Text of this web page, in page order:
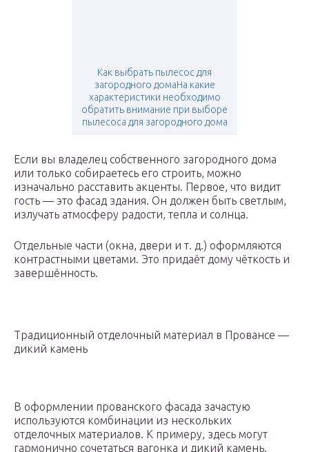
Как выбрать пылесос для
загородного домаНа какие
характеристики необходимо
обратить внимание при выборе
пылесоса для загородного дома
Если вы владелец собственного загородного дома
или только собираетесь его строить, можно
изначально расставить акценты. Первое, что видит
гость — это фасад здания. Он должен быть светлым,
излучать атмосферу радости, тепла и солнца.
Отдельные части (окна, двери и т. д.) оформляются
контрастными цветами. Это придаёт дому чёткость и
завершённость.
Традиционный отделочный материал в Провансе —
дикий камень
В оформлении прованского фасада зачастую
используются комбинации из нескольких
отделочных материалов. К примеру, здесь могут
гармонично сочетаться вагонка и дикий камень.